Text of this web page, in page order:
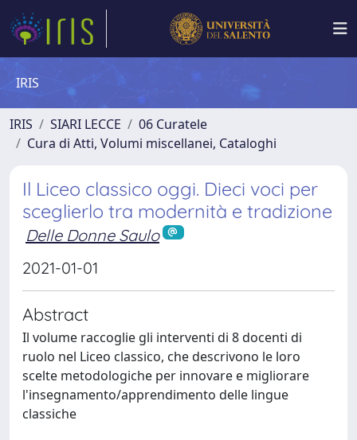
IRIS
IRIS SIARI LECCE
06 Curatele
Cura di Atti, Volumi miscellanei, Cataloghi
Il Liceo classico oggi. Dieci voci per
sceglierlo tra modernità e tradizione
Delle Donne Saulo
2021-01-01
Abstract
Il volume raccoglie gli interventi di 8 docenti di
ruolo nel Liceo classico, che descrivono le loro
scelte metodologiche per innovare e migliorare
l'insegnamento/apprendimento delle lingue
classiche